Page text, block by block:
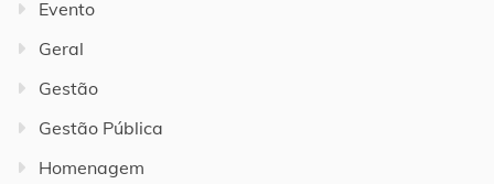
Evento
Geral
Gestão
Gestão Pública
Homenagem